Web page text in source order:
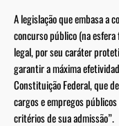
A legislação que embasa a
concurso público (na
legal, por seu caráter
garantir a máxima
Constituição Federal, que
cargos e empregos
critérios de sua admissão”.